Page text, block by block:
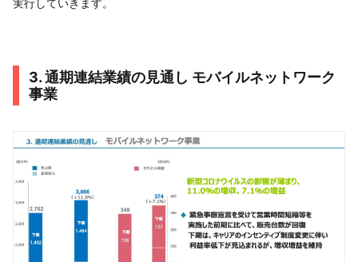
実行していきます。
3. 通期連結業績の見通し モバイルネットワーク
事業